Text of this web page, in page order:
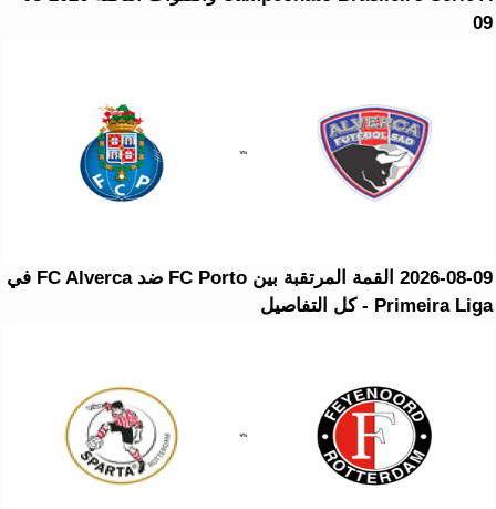
09
2026-08-09 القمة المرتقبة بين FC Porto ضد FC Alverca في
Primeira Liga - كل التفاصيل